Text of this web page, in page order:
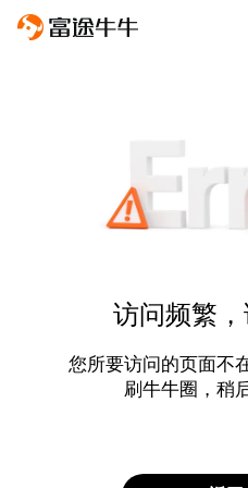
访问频繁
您所要访问的页面不
刷牛牛圈，稍